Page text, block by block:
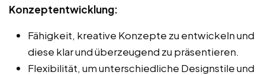
Konzeptentwicklung:
Fähigkeit, kreative Konzepte zu entwickeln und
diese klar und überzeugend zu präsentieren.
Flexibilität, um unterschiedliche Designstile und